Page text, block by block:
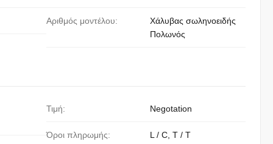
Αριθμός μοντέλου:
Χάλυβας σωληνοειδής
Πολωνός
Τιμή: Negotation
Όροι πληρωμής: L / C, T / T